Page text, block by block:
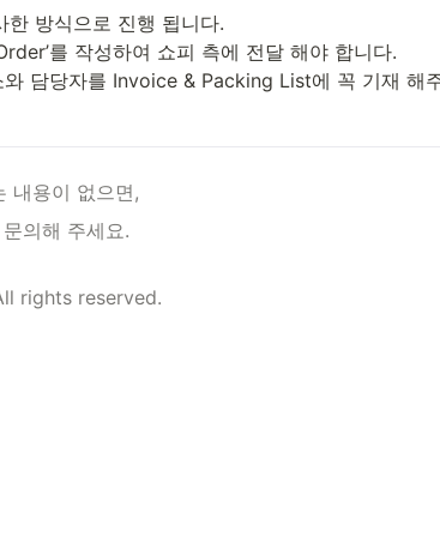
한 방식으로 진행 됩니다.
를 작성하여 쇼피 측에 전달 해야 합니다.
담당자를 Invoice & Packing List에 꼭 기재 해
내용이 없으면,
의해 주세요.
rights reserved.